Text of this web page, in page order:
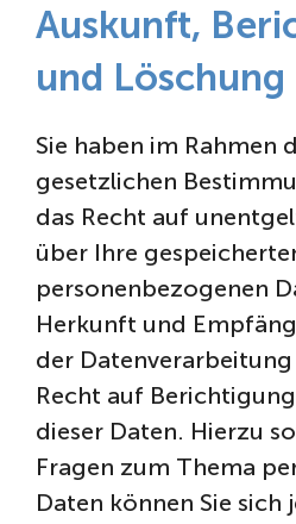
Auskunft,
und Löschung
Sie haben im Rahmen
gesetzlichen
das Recht auf
über Ihre
personenbezogenen
Herkunft und
der
Recht auf
dieser Daten. Hierzu
Fragen zum Thema
Daten können Sie sich